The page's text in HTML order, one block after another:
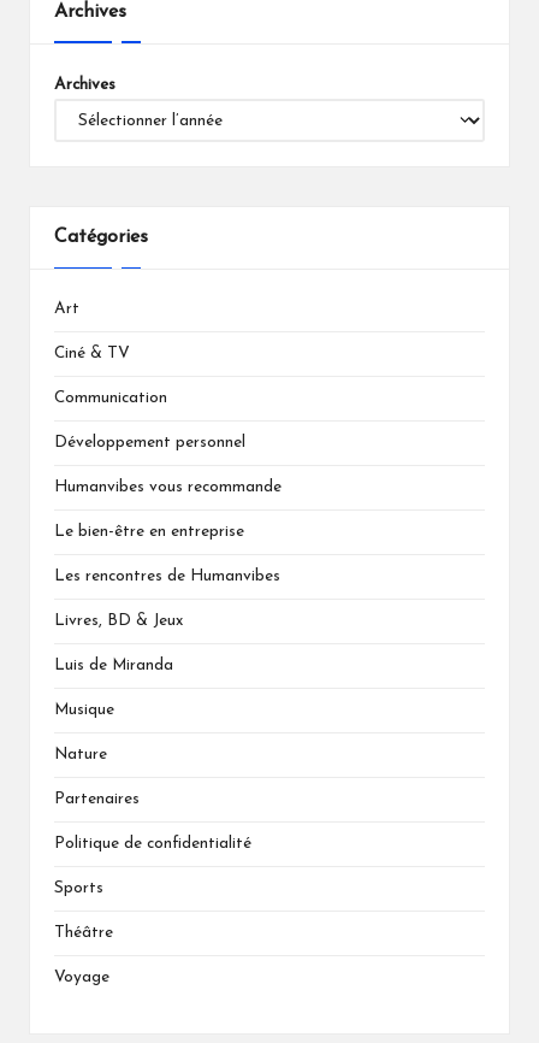
Archives
Archives
Catégories
Art
Ciné & TV
Communication
Développement personnel
Humanvibes vous recommande
Le bien-être en entreprise
Les rencontres de Humanvibes
Livres, BD & Jeux
Luis de Miranda
Musique
Nature
Partenaires
Politique de confidentialité
Sports
Théâtre
Voyage